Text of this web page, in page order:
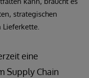
strategischen
Lieferkette.
eine
Supply Chain